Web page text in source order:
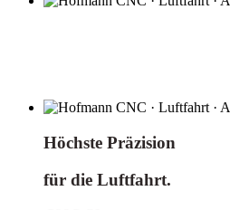
Höchste Präzision
für die Luftfahrt.